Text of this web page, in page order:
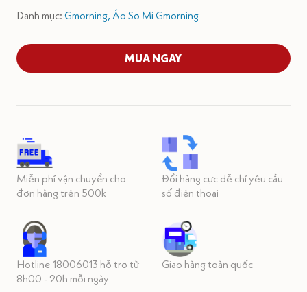
Danh mục: Gmorning, Áo Sơ Mi Gmorning
MUA NGAY
Miễn phí vận chuyển cho
đơn hàng trên 500k
Đổi hàng cực dễ chỉ yêu cầu
số điện thoại
Hotline 18006013 hỗ trợ từ
8h00 - 20h mỗi ngày
Giao hàng toàn quốc